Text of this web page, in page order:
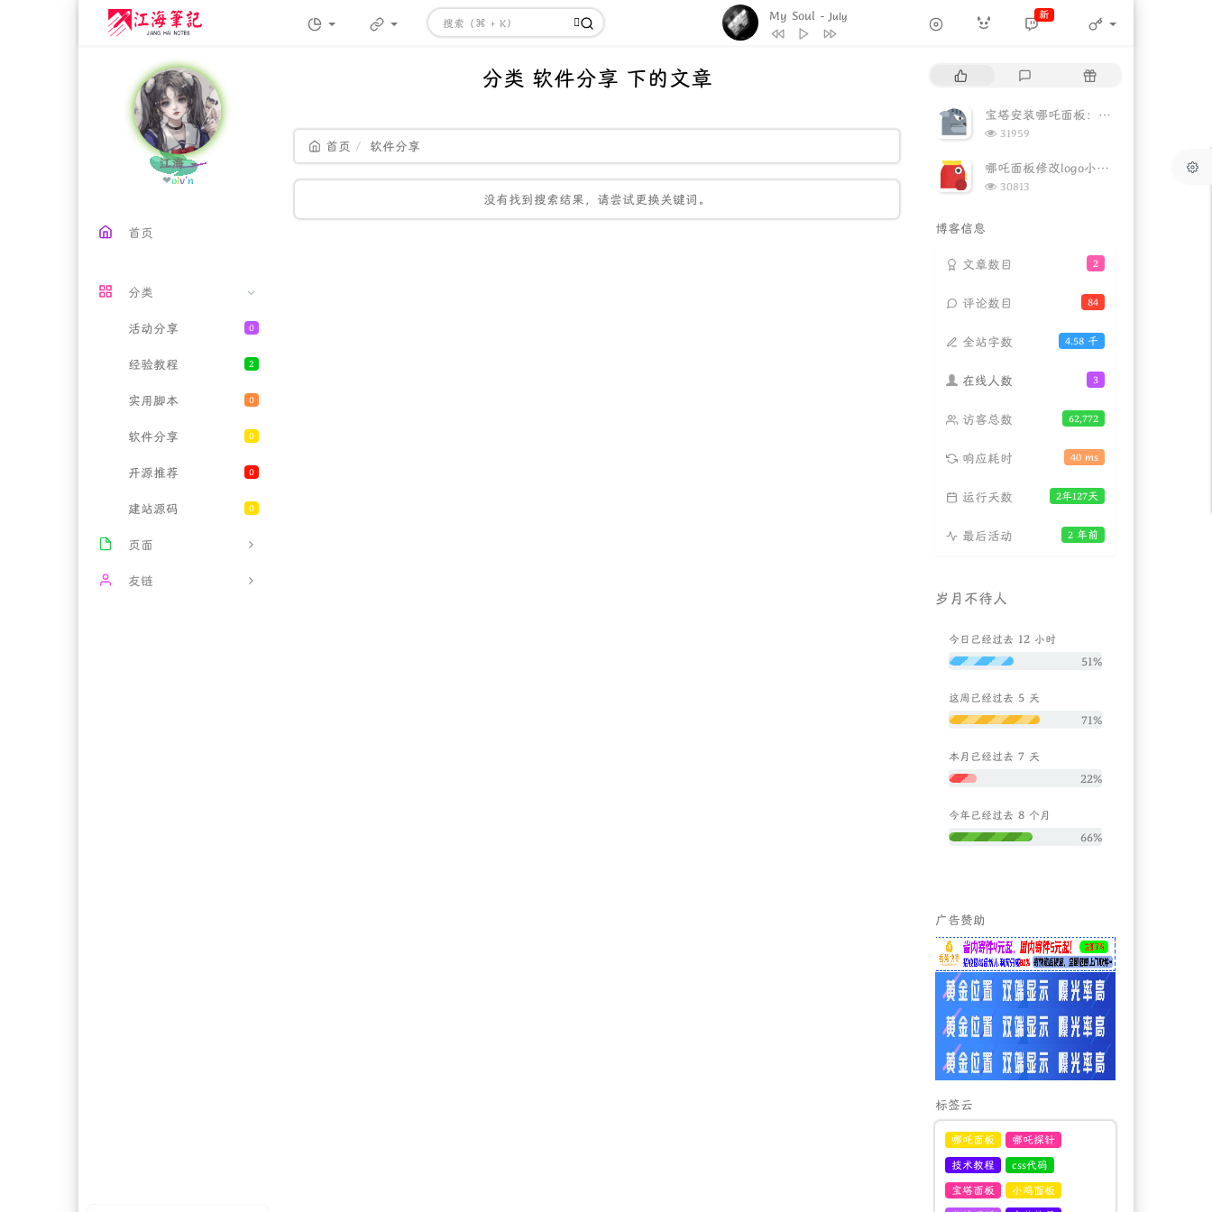
My Soul - July
3 Inspire Capo Productions
4
Blazo / Kondor
7
Lost Love (Instrumental)
村由紀子）
饭碗的彼岸
9 Beyond The Memory
メインテーマ「永遠の一瞬」
新
江海
❤各自_Bb
首页
分类
0
活动分享
2
经验教程
0
实用脚本
0
软件分享
0
开源推荐
0
建站源码
页面
给我留言
友链
分类 软件分享 下的文章
首页 软件分享
没有找到搜索结果，请尝试更换关键词。
文
评
随
宝塔安装哪吒面板：一款便携的小鸡监控面板
浏
次
31959
哪吒面板修改logo小图标等信息
浏
30813
博客信息
2
文章数目
84
评论数目
4.58 千
全站字数
3
在线人数
62,772
访客总数
40 ms
响应耗时
2年127天
运行天数
2 年前
最后活动
岁月不待人
今日已经过去 12 小时
51%
这周已经过去 5 天
71%
本月已经过去 7 天
22%
今年已经过去 8 个月
66%
广告赞助
标签云
哪吒面板
哪吒探针
技术教程
css代码
宝塔面板
小鸡面板